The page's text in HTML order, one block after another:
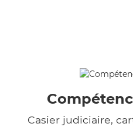
Casier judiciaire,